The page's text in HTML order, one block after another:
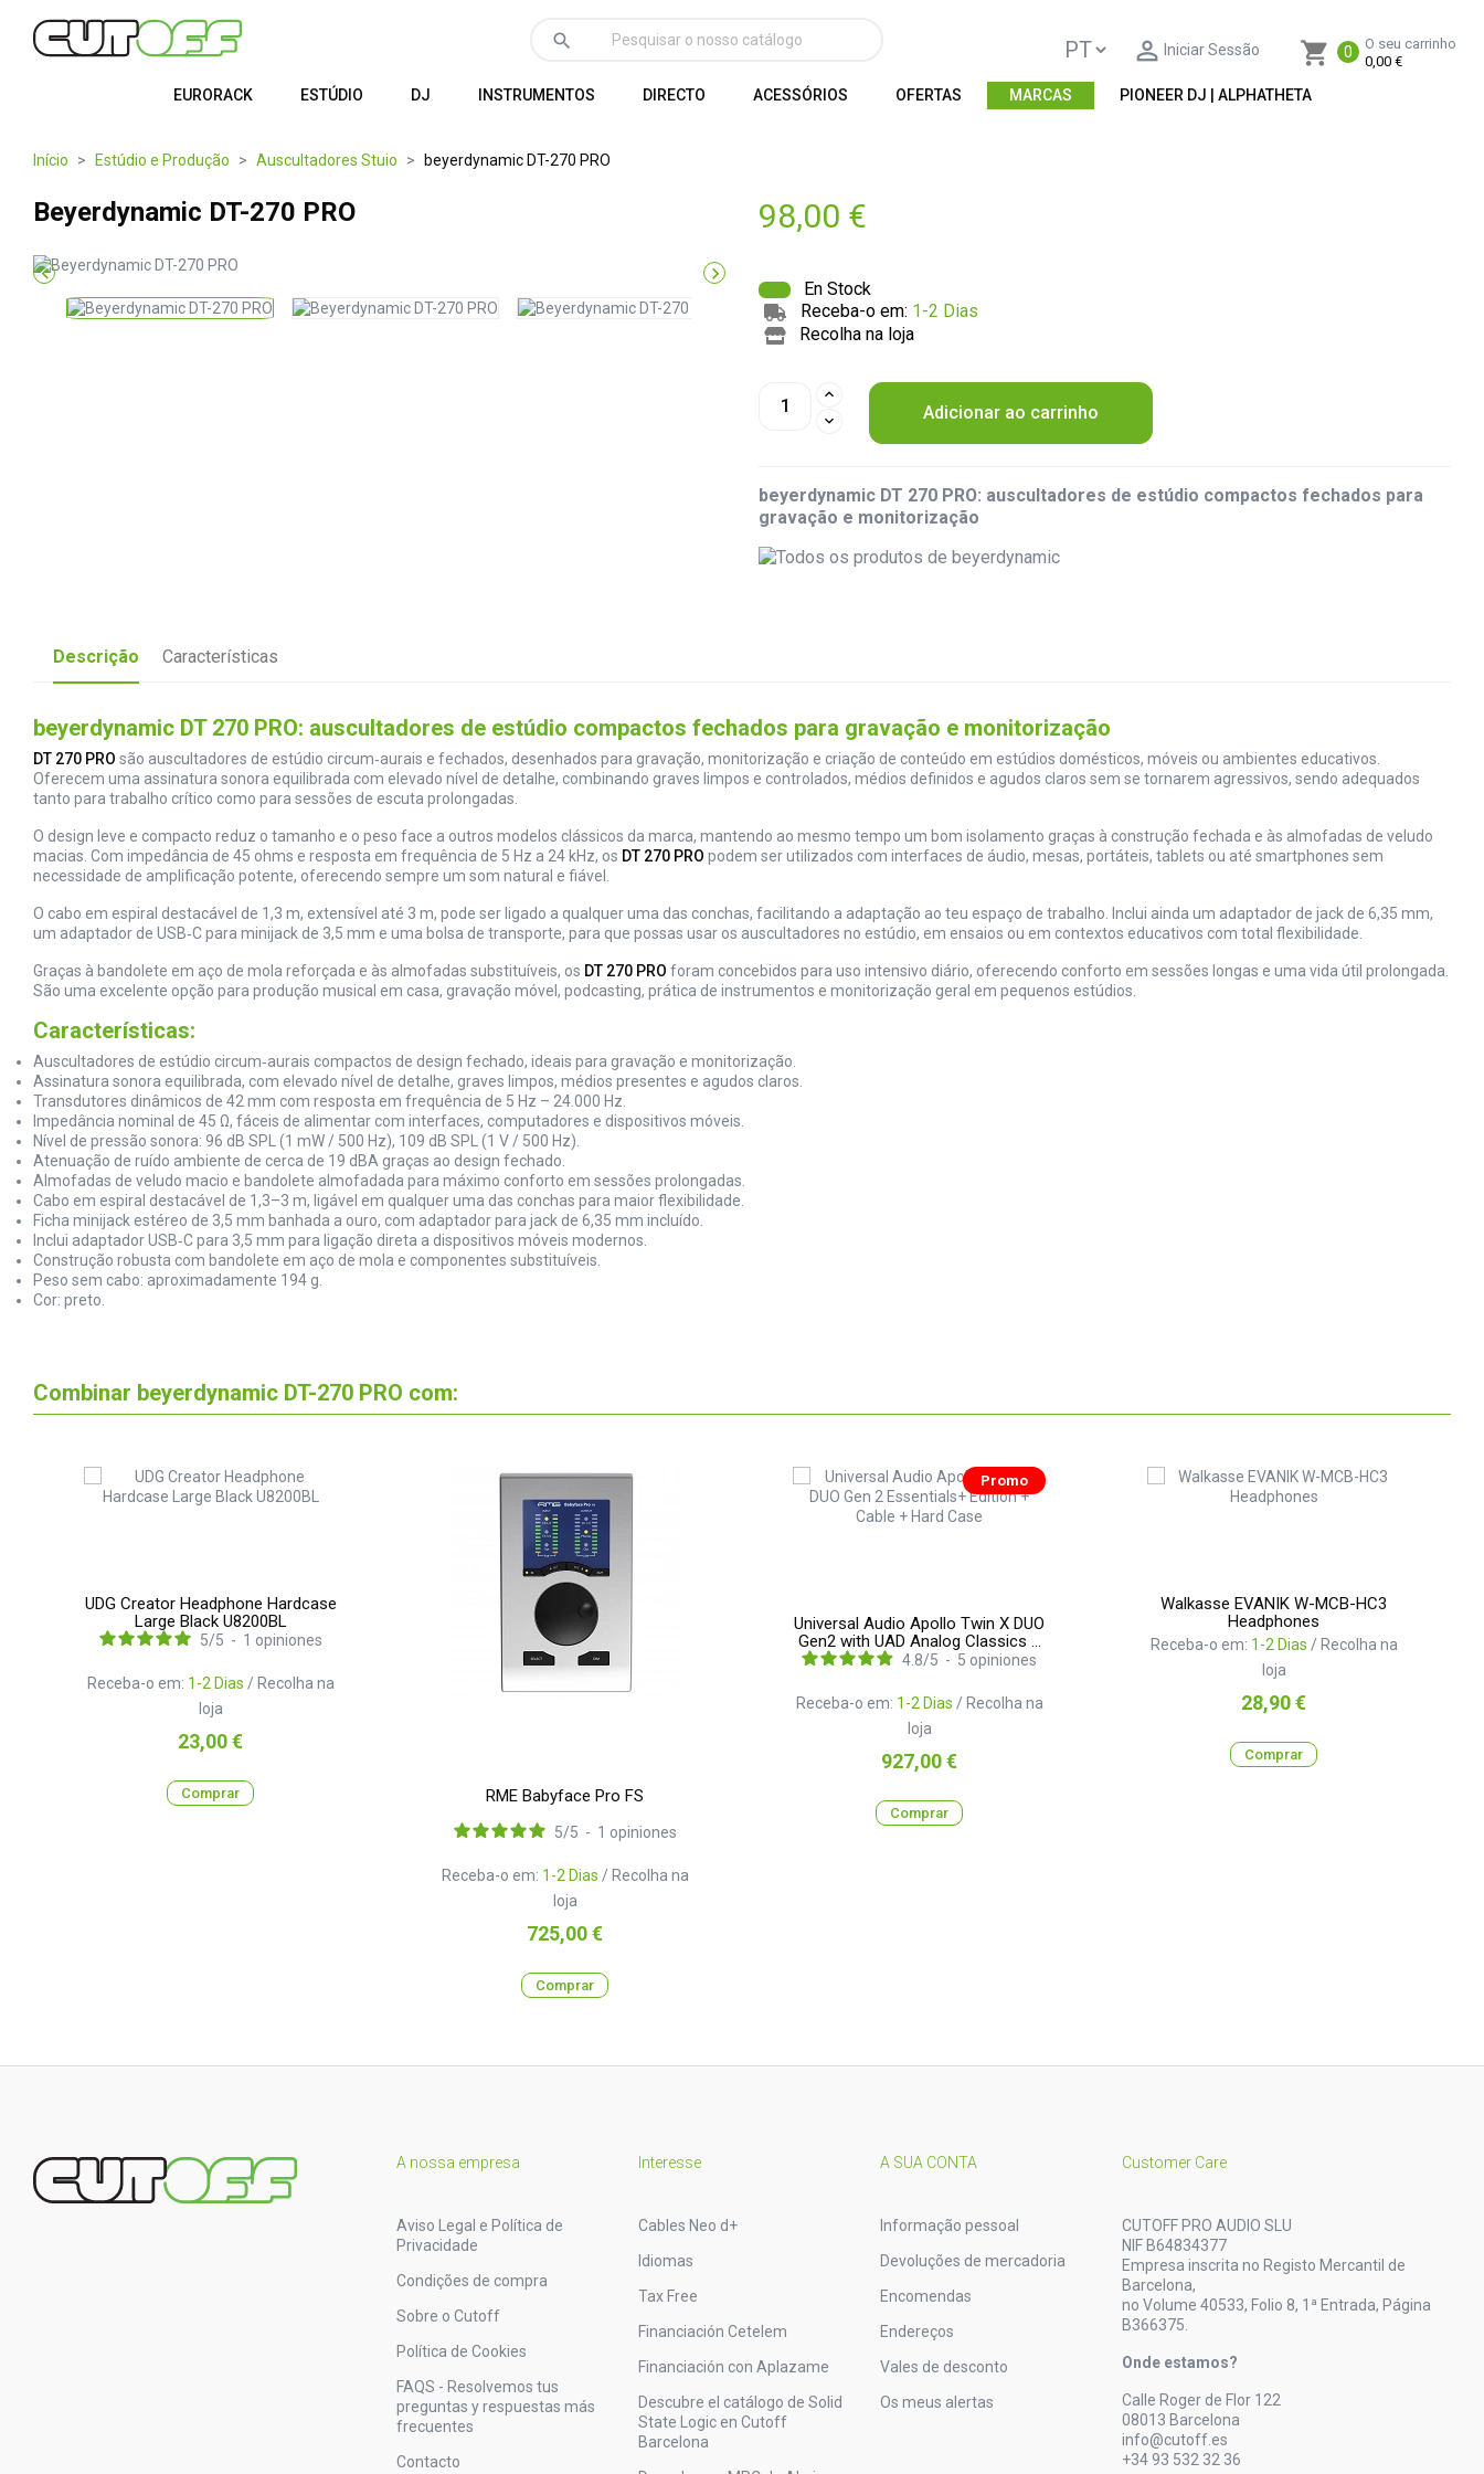
shopping_cart 0
O seu carrinho
0,00 €
 Iniciar Sessão
search
EURORACK ESTÚDIO DJ INSTRUMENTOS DIRECTO ACESSÓRIOS OFERTAS MARCAS PIONEER DJ | ALPHATHETA
Início Estúdio e Produção Auscultadores Stuio beyerdynamic DT-270 PRO
Beyerdynamic DT-270 PRO
 
98,00 €
En Stock
Receba-o em: 1-2 Dias
Recolha na loja
Adicionar ao carrinho
beyerdynamic DT 270 PRO: auscultadores de estúdio compactos fechados para
gravação e monitorização
Descrição Características
beyerdynamic DT 270 PRO: auscultadores de estúdio compactos fechados para gravação e monitorização
DT 270 PRO são auscultadores de estúdio circum‑aurais e fechados, desenhados para gravação, monitorização e criação de conteúdo em estúdios domésticos, móveis ou ambientes educativos.
Oferecem uma assinatura sonora equilibrada com elevado nível de detalhe, combinando graves limpos e controlados, médios definidos e agudos claros sem se tornarem agressivos, sendo adequados
tanto para trabalho crítico como para sessões de escuta prolongadas.
O design leve e compacto reduz o tamanho e o peso face a outros modelos clássicos da marca, mantendo ao mesmo tempo um bom isolamento graças à construção fechada e às almofadas de veludo
macias. Com impedância de 45 ohms e resposta em frequência de 5 Hz a 24 kHz, os DT 270 PRO podem ser utilizados com interfaces de áudio, mesas, portáteis, tablets ou até smartphones sem
necessidade de amplificação potente, oferecendo sempre um som natural e fiável.
O cabo em espiral destacável de 1,3 m, extensível até 3 m, pode ser ligado a qualquer uma das conchas, facilitando a adaptação ao teu espaço de trabalho. Inclui ainda um adaptador de jack de 6,35 mm,
um adaptador de USB‑C para minijack de 3,5 mm e uma bolsa de transporte, para que possas usar os auscultadores no estúdio, em ensaios ou em contextos educativos com total flexibilidade.
Graças à bandolete em aço de mola reforçada e às almofadas substituíveis, os DT 270 PRO foram concebidos para uso intensivo diário, oferecendo conforto em sessões longas e uma vida útil prolongada.
São uma excelente opção para produção musical em casa, gravação móvel, podcasting, prática de instrumentos e monitorização geral em pequenos estúdios.
Características:
Auscultadores de estúdio circum‑aurais compactos de design fechado, ideais para gravação e monitorização.
Assinatura sonora equilibrada, com elevado nível de detalhe, graves limpos, médios presentes e agudos claros.
Transdutores dinâmicos de 42 mm com resposta em frequência de 5 Hz – 24.000 Hz.
Impedância nominal de 45 Ω, fáceis de alimentar com interfaces, computadores e dispositivos móveis.
Nível de pressão sonora: 96 dB SPL (1 mW / 500 Hz), 109 dB SPL (1 V / 500 Hz).
Atenuação de ruído ambiente de cerca de 19 dBA graças ao design fechado.
Almofadas de veludo macio e bandolete almofadada para máximo conforto em sessões prolongadas.
Cabo em espiral destacável de 1,3–3 m, ligável em qualquer uma das conchas para maior flexibilidade.
Ficha minijack estéreo de 3,5 mm banhada a ouro, com adaptador para jack de 6,35 mm incluído.
Inclui adaptador USB‑C para 3,5 mm para ligação direta a dispositivos móveis modernos.
Construção robusta com bandolete em aço de mola e componentes substituíveis.
Peso sem cabo: aproximadamente 194 g.
Cor: preto.
Combinar beyerdynamic DT-270 PRO com:
UDG Creator Headphone Hardcase
Large Black U8200BL
Receba-o em: 1-2 Dias / Recolha na
loja
5/5 - 1 opiniones
Preço
23,00 €
Comprar RME Babyface Pro FS
Receba-o em: 1-2 Dias / Recolha na
loja
5/5 - 1 opiniones
Preço
725,00 €
Comprar
Promo
Universal Audio Apollo Twin X DUO
Gen2 with UAD Analog Classics +
Cable + Hard Case
Receba-o em: 1-2 Dias / Recolha na
loja
4.8/5 - 5 opiniones
Preço
927,00 €
Comprar
Walkasse EVANIK W-MCB-HC3
Headphones
Receba-o em: 1-2 Dias / Recolha na
loja
Preço
28,90 €
Comprar
A nossa empresa
Aviso Legal e Política de
Privacidade
Condições de compra
Sobre o Cutoff
Política de Cookies
FAQS - Resolvemos tus
preguntas y respuestas más
frecuentes
Contacto
Interesse
Cables Neo d+
Idiomas
Tax Free
Financiación Cetelem
Financiación con Aplazame
Descubre el catálogo de Solid
State Logic en Cutoff
Barcelona
A SUA CONTA
Informação pessoal
Devoluções de mercadoria
Encomendas
Endereços
Vales de desconto
Os meus alertas
Customer Care
CUTOFF PRO AUDIO SLU
NIF B64834377
Empresa inscrita no Registo Mercantil de
Barcelona,
no Volume 40533, Folio 8, 1ª Entrada, Página
B366375.
Onde estamos?
Calle Roger de Flor 122
08013 Barcelona
info@cutoff.es
+34 93 532 32 36